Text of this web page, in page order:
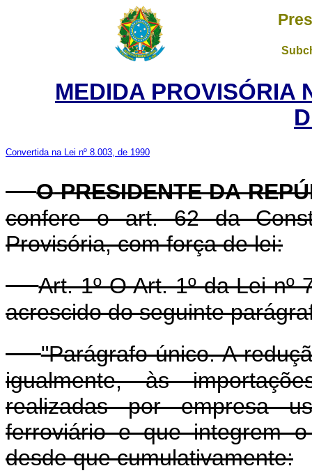
MEDIDA PROVISÓRIA
Convertida na Lei nº 8.003, de 1990
O PRESIDENTE DA
confere o art. 62 da
Provisória, com força de lei:
Art. 1º O Art. 1º da Lei
acrescido do seguinte
"Parágrafo único. A
igualmente, às
realizadas por empresa
ferroviário e que integrem
desde que cumulativamente: